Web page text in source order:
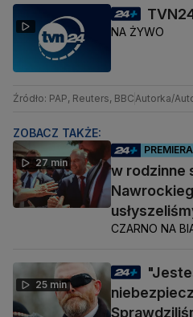
NA ŻYWO
Źródło: PAP, Reuters, BBC Autorka/
ZOBACZ TAKŻE:
27 min
PREMIERA
w rodzinne
CZARNO NA
25 min